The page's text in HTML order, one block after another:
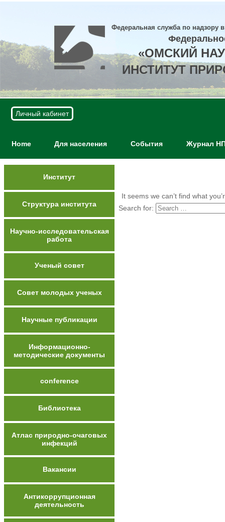
Федеральная служба по надзору
«ОМСКИЙ
ИНСТИТУТ
Личный кабинет
Home Для населения События Журнал
Институт
Структура института
Научно-исследовательская
работа
Ученый совет
Совет молодых ученых
Научные публикации
Информационно-
методические документы
conference
Библиотека
Атлас природно-очаговых
инфекций
Вакансии
Антикоррупционная
деятельность
It seems we can’t find what
Search for: